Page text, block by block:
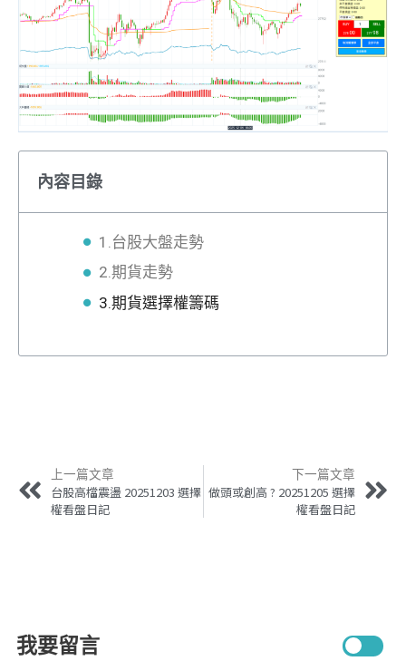
內容目錄
1.台股大盤走勢
2.期貨走勢
3.期貨選擇權籌碼
上一篇文章
台股高檔震盪 20251203 選擇
權看盤日記
下一篇文章
做頭或創高 ? 20251205 選擇
權看盤日記
我要留言